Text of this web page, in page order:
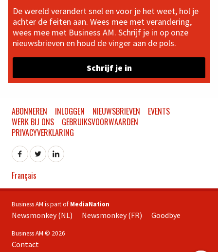
De wereld verandert snel en voor je het weet, hol je
achter de feiten aan. Wees mee met verandering,
wees mee met Business AM. Schrijf je in op onze
nieuwsbrieven en houd de vinger aan de pols.
Schrijf je in
ABONNEREN INLOGGEN NIEUWSBRIEVEN
EVENTS
WERK BIJ ONS
GEBRUIKSVOORWAARDEN
PRIVACYVERKLARING
Français
Business AM is part of MediaNation
Newsmonkey (NL) Newsmonkey (FR) Goodbye
Business AM © 2026
Contact